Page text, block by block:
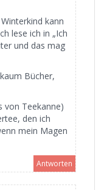
kann
lese ich in „Ich
und das mag
Bücher,
von Teekanne)
den ich
mein Magen
Antworten